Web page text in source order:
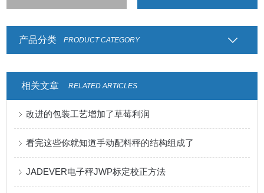
产品分类 PRODUCT CATEGORY
相关文章 RELATED ARTICLES
改进的包装工艺增加了草莓利润
看完这些你就知道手动配料秤的结构组成了
JADEVER电子秤JWP标定校正方法